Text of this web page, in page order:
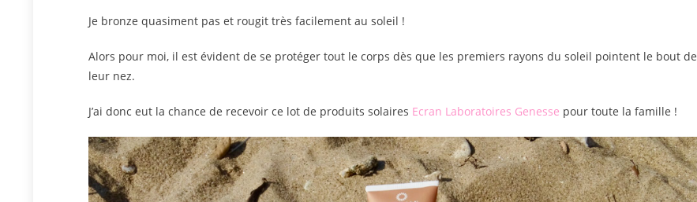
Je bronze quasiment pas et rougit très facilement au soleil !
Alors pour moi, il est évident de se protéger tout le corps dès que les premiers rayons du soleil pointent le bout de
leur nez.
J’ai donc eut la chance de recevoir ce lot de produits solaires Ecran Laboratoires Genesse pour toute la famille !